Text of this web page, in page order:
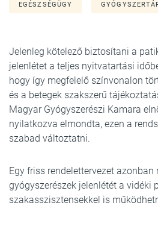
EGÉSZSÉGÜGY
Jelenleg kötelező biztosítani a
jelenlétet a teljes nyitvatartási
hogy így megfelelő színvonalon
és a betegek szakszerű
Magyar Gyógyszerészi Kamara
nyilatkozva elmondta, ezen a
szabad változtatni.
Egy friss rendelettervezet azonban
gyógyszerészek jelenlétét a vidéki
szakasszisztensekkel is